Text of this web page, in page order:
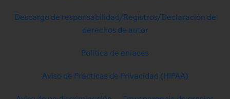
Descargo de responsabilidad/Registros/Declaración de
derechos de autor
Política de enlaces
Aviso de Prácticas de Privacidad (HIPAA)